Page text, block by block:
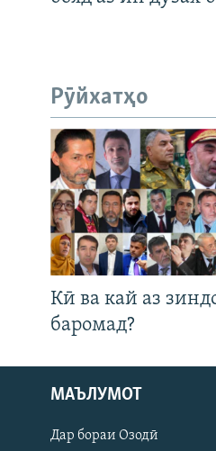
Русский
ПАЙГИРӢ КУНЕД
Рӯйхатҳо
Кӣ ва кай аз
баромад?
МАЪЛУМОТ
Дар бораи Озодӣ